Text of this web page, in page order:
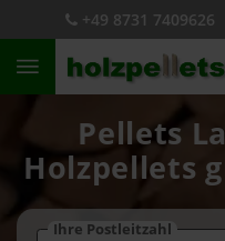
+49 8731 7409626
Pellets
Holzpellets
Ihre Postleitzahl